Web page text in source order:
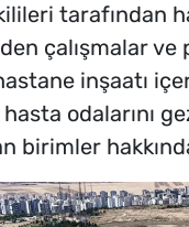
tarafından
çalışmalar
inşaatı
odalarını
birimler